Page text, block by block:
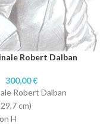
Robert Dalban
300,00€
Robert Dalban
cm)
H